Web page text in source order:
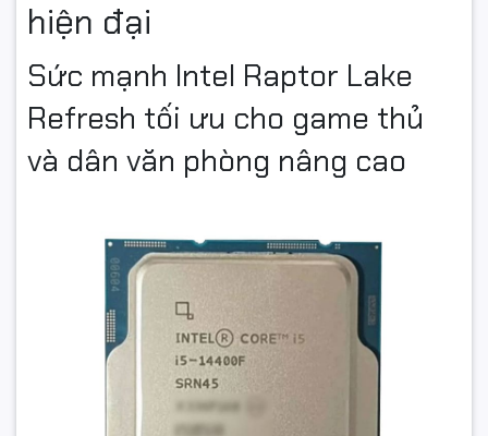
hiện đại
Sức mạnh Intel Raptor Lake
Refresh tối ưu cho game thủ
và dân văn phòng nâng cao